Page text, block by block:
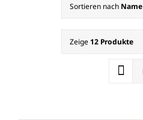
Sortieren nach Name
Zeige 12 Produkte